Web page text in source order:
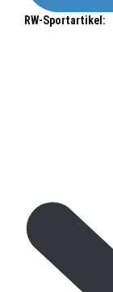
RW-Sportartikel: